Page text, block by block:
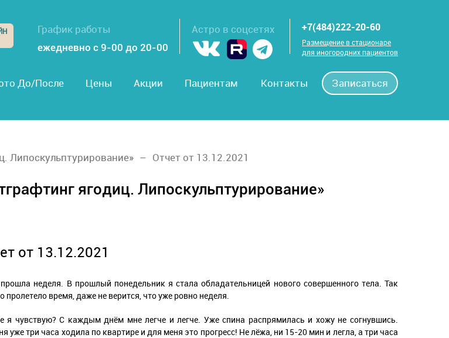
График работы
ежедневно с 9-00 до 20-00
Астро в соцсетях +7(484)222-20-60
Размещение в стационаре
для иногородних пациентов
До/После Цены Акции Пациентам Контакты Записаться
Липоскульптурирование»
Отчет от 13.12.2021
ягодиц. Липоскульптурирование»
от 13.12.2021
неделя. В прошлый понедельник я стала обладательницей нового совершенного тела. Так
пролетело время, даже не верится, что уже ровно неделя.
я чувствую? С каждым днём мне легче и легче. Уже спина распрямилась и хожу не согнувшись.
уже три часа ходила по квартире и для меня это прогресс! Не лёжа, ни 15-20 мин и легла, а три часа